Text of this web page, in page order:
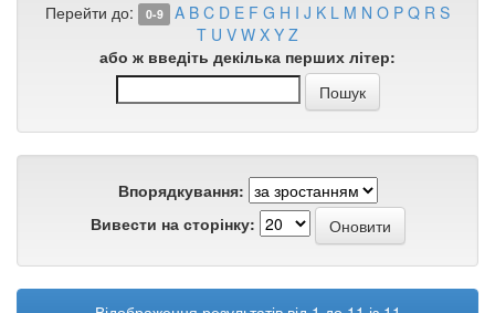
Перейти до: 0-9 A B C D E F G H I J K L M N O P Q R S
T U V W X Y Z
або ж введіть декілька перших літер:
Впорядкування:
Вивести на сторінку: